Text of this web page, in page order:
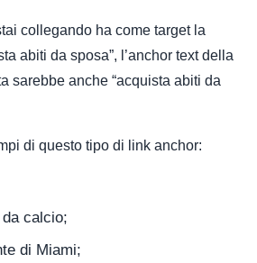
collegando ha come target la
abiti da sposa”, l’anchor text della
sarebbe anche “acquista abiti da
di questo tipo di link anchor:
calcio;
di Miami;